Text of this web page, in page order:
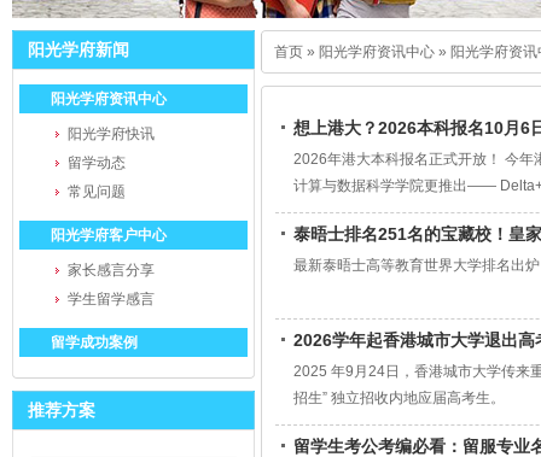
阳光学府新闻
阳光学府资讯中心
阳光学府快讯
留学动态
常见问题
阳光学府客户中心
家长感言分享
学生留学感言
留学成功案例
推荐方案
首页 » 阳光学府资讯中心 » 阳光学府资讯
想上港大？2026本科报名10月6
2026年港大本科报名正式开放！ 今年
计算与数据科学学院更推出——
泰晤士排名251名的宝藏校！皇
最新泰晤士高等教育世界大学排名出
2026学年起香港城市大学退出
2025 年9月24日，香港城市大学传来
招生” 独立招收内地应届高考生。
留学生考公考编必看：留服专业